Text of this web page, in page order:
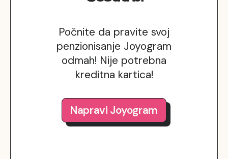
Počnite da pravite svoj
penzionisanje Joyogram
odmah! Nije potrebna
kreditna kartica!
Napravi Joyogram